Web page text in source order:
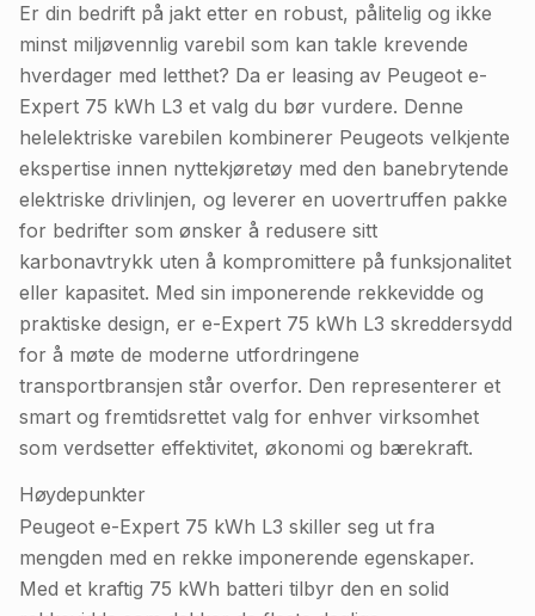
Er din bedrift på jakt etter en robust, pålitelig og ikke
minst miljøvennlig varebil som kan takle krevende
hverdager med letthet? Da er leasing av Peugeot e-
Expert 75 kWh L3 et valg du bør vurdere. Denne
helelektriske varebilen kombinerer Peugeots velkjente
ekspertise innen nyttekjøretøy med den banebrytende
elektriske drivlinjen, og leverer en uovertruffen pakke
for bedrifter som ønsker å redusere sitt
karbonavtrykk uten å kompromittere på funksjonalitet
eller kapasitet. Med sin imponerende rekkevidde og
praktiske design, er e-Expert 75 kWh L3 skreddersydd
for å møte de moderne utfordringene
transportbransjen står overfor. Den representerer et
smart og fremtidsrettet valg for enhver virksomhet
som verdsetter effektivitet, økonomi og bærekraft.
Høydepunkter
Peugeot e-Expert 75 kWh L3 skiller seg ut fra
mengden med en rekke imponerende egenskaper.
Med et kraftig 75 kWh batteri tilbyr den en solid